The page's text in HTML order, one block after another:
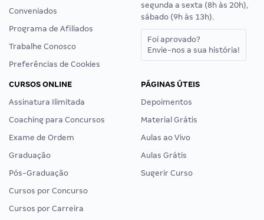
Conveniados
Programa de Afiliados
Trabalhe Conosco
Preferências de Cookies
segunda a sexta (8h às 20h),
sábado (9h às 13h).
Foi aprovado?
Envie-nos a sua história!
CURSOS ONLINE
Assinatura Ilimitada
Coaching para Concursos
Exame de Ordem
Graduação
Pós-Graduação
Cursos por Concurso
Cursos por Carreira
PÁGINAS ÚTEIS
Depoimentos
Material Grátis
Aulas ao Vivo
Aulas Grátis
Sugerir Curso